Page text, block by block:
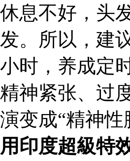
休息不好，头
发。所以，建
小时，养成定
精神紧张、过
演变成“精神性
用印度超級特